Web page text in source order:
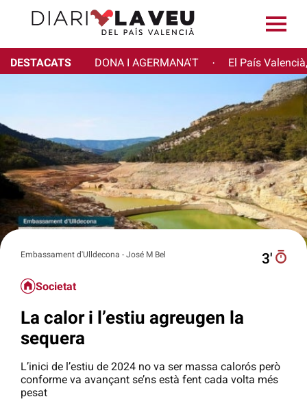
DESTACATS DONA I AGERMANA'T · El País
Embassament d'Ulldecona - José M Bel 3′
Societat
La calor i l’estiu agreugen la
sequera
L’inici de l’estiu de 2024 no va ser massa calorós però
conforme va avançant se’ns està fent cada volta més
pesat